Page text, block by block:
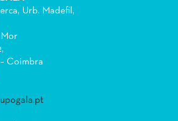
Urb. Madefil,
Mor
Coimbra